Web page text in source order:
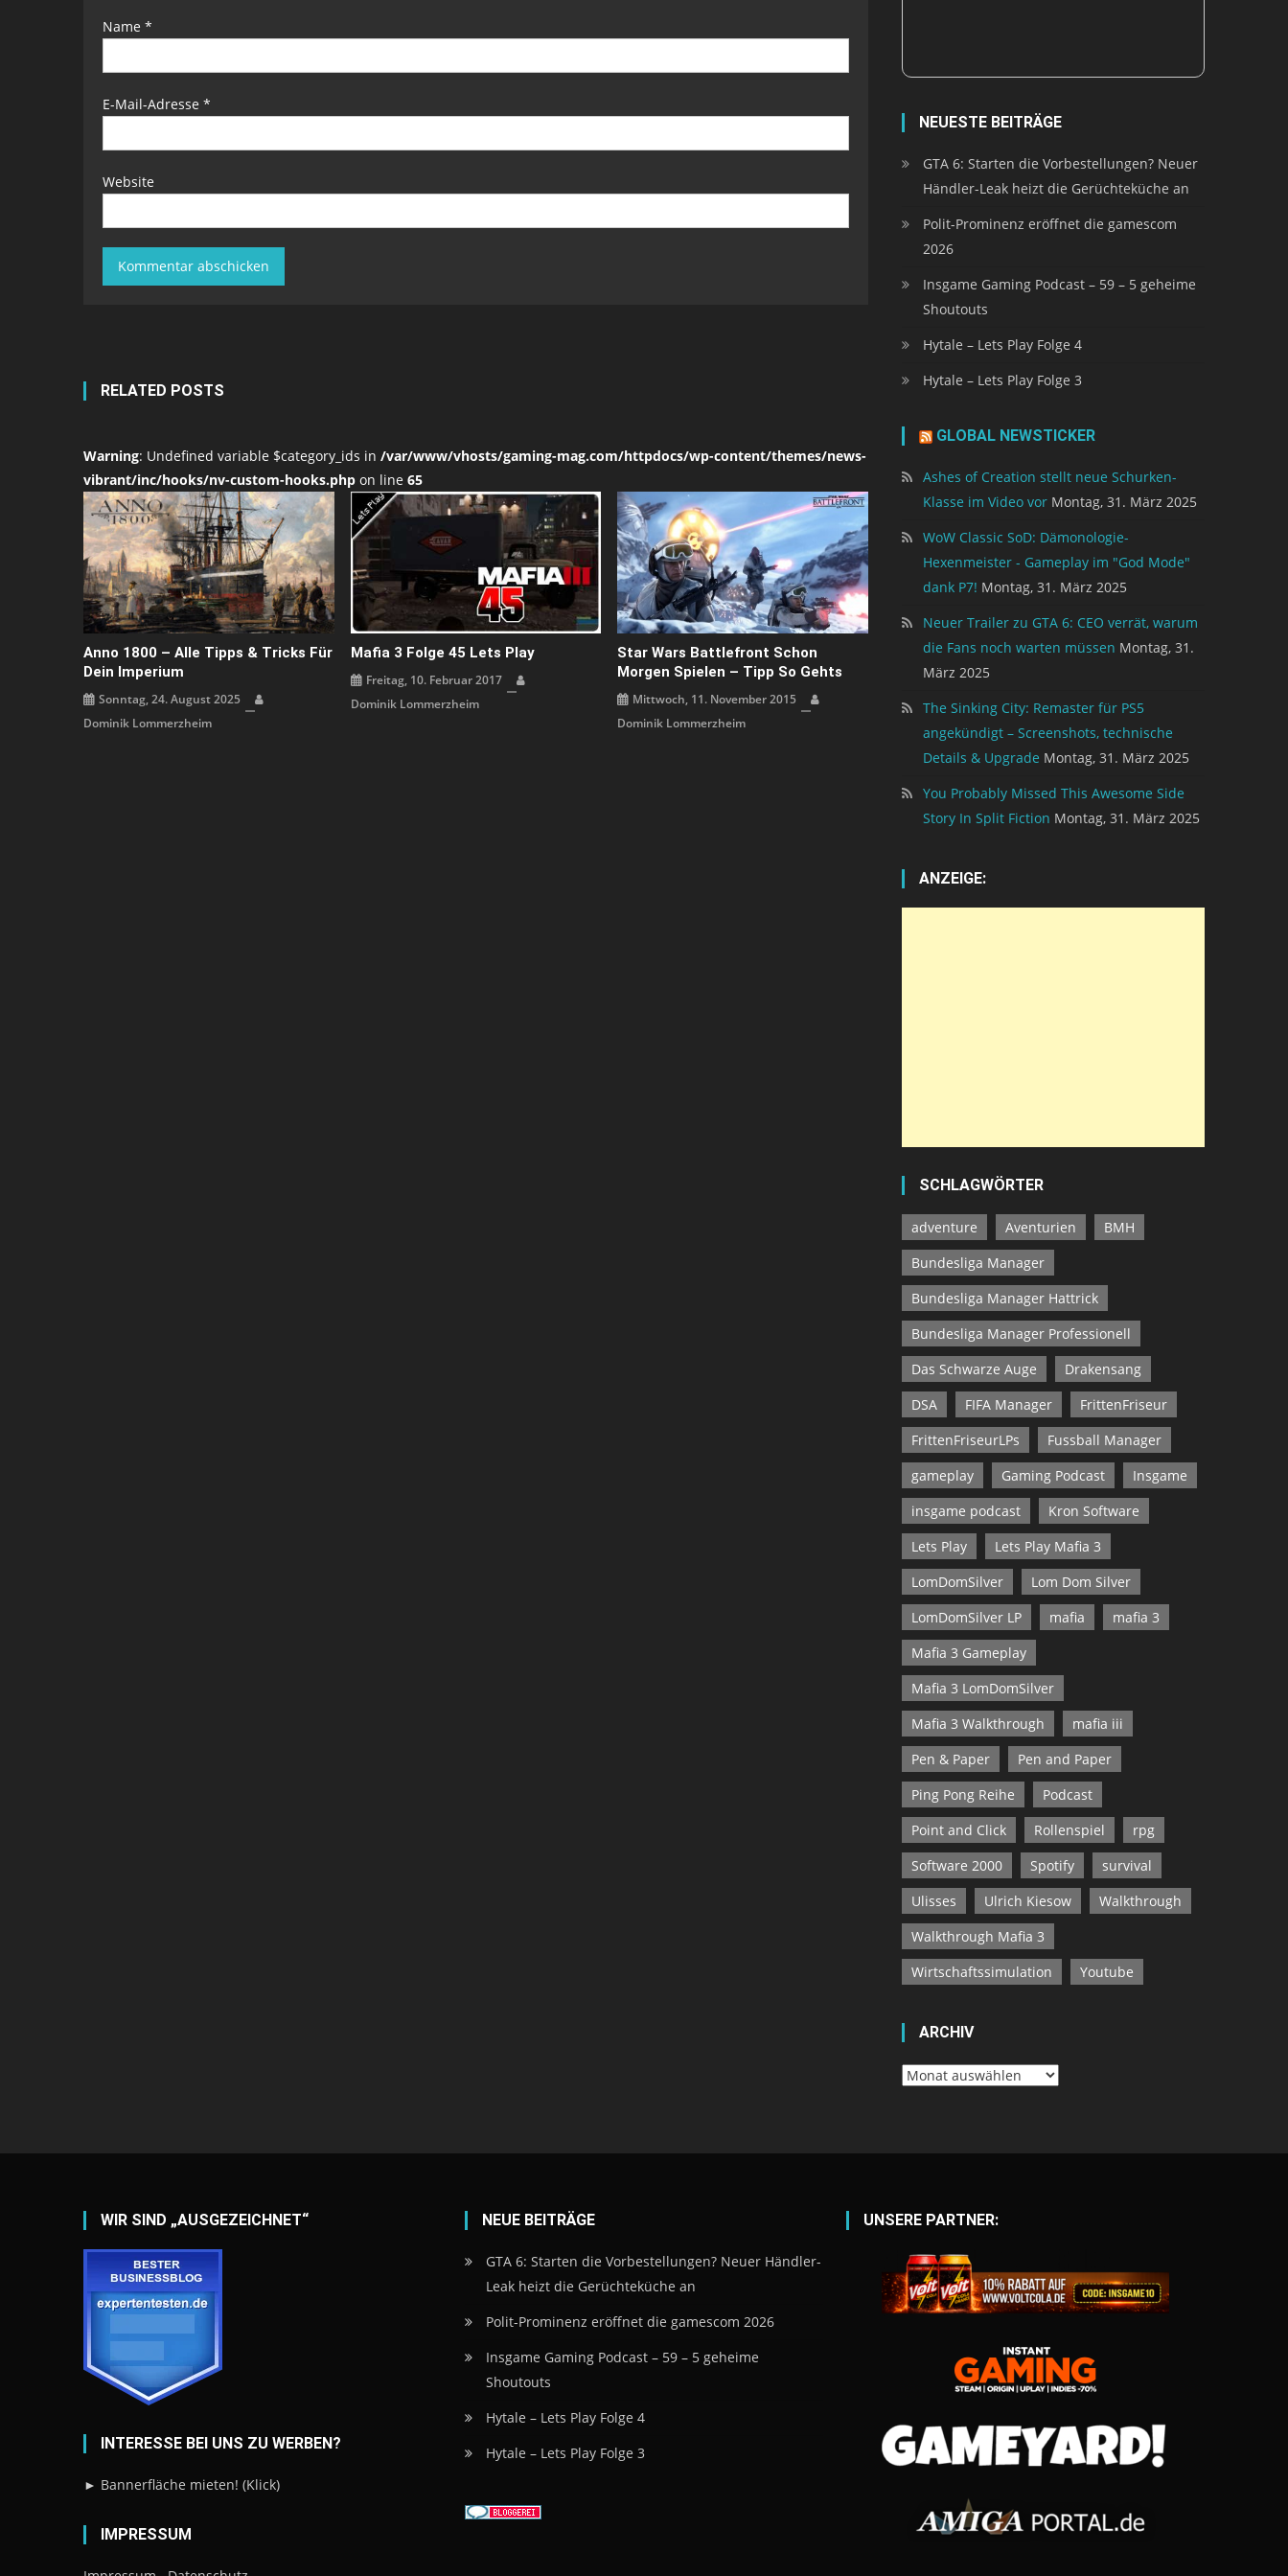
Name *
E-Mail-Adresse *
Website
RELATED POSTS
Warning: Undefined variable $category_ids in /var/www/vhosts/gaming-mag.com/httpdocs/wp-content/themes/news-
vibrant/inc/hooks/nv-custom-hooks.php on line 65
Anno 1800 – Alle Tipps & Tricks Für
Dein Imperium
Sonntag, 24. August 2025
Dominik Lommerzheim
Mafia 3 Folge 45 Lets Play
Freitag, 10. Februar 2017
Dominik Lommerzheim
Star Wars Battlefront Schon
Morgen Spielen – Tipp So Gehts
Mittwoch, 11. November 2015
Dominik Lommerzheim
NEUESTE BEITRÄGE
GTA 6: Starten die Vorbestellungen? Neuer
Händler-Leak heizt die Gerüchteküche an
Polit-Prominenz eröffnet die gamescom
2026
Insgame Gaming Podcast – 59 – 5 geheime
Shoutouts
Hytale – Lets Play Folge 4
Hytale – Lets Play Folge 3
GLOBAL NEWSTICKER
Ashes of Creation stellt neue Schurken-
Klasse im Video vor Montag, 31. März 2025
WoW Classic SoD: Dämonologie-
Hexenmeister - Gameplay im "God Mode"
dank P7! Montag, 31. März 2025
Neuer Trailer zu GTA 6: CEO verrät, warum
die Fans noch warten müssen Montag, 31.
März 2025
The Sinking City: Remaster für PS5
angekündigt – Screenshots, technische
Details & Upgrade Montag, 31. März 2025
You Probably Missed This Awesome Side
Story In Split Fiction Montag, 31. März 2025
ANZEIGE:
SCHLAGWÖRTER
adventure Aventurien
BMH
Bundesliga Manager
Bundesliga Manager Hattrick
Bundesliga Manager Professionell
Das Schwarze Auge
Drakensang
DSA
FIFA Manager
FrittenFriseur
FrittenFriseurLPs
Fussball Manager
gameplay
Gaming Podcast
Insgame
insgame podcast
Kron Software
Lets Play
Lets Play Mafia 3
LomDomSilver
Lom Dom Silver
LomDomSilver LP
mafia
mafia 3
Mafia 3 Gameplay
Mafia 3 LomDomSilver
Mafia 3 Walkthrough
mafia iii
Pen & Paper
Pen and Paper
Ping Pong Reihe
Podcast
Point and Click
Rollenspiel
rpg
Software 2000
Spotify
survival
Ulisses
Ulrich Kiesow
Walkthrough
Walkthrough Mafia 3
Wirtschaftssimulation
Youtube
ARCHIV
Archiv
WIR SIND „AUSGEZEICHNET“
INTERESSE BEI UNS ZU WERBEN?
► Bannerfläche mieten! (Klick)
IMPRESSUM
NEUE BEITRÄGE
GTA 6: Starten die Vorbestellungen? Neuer Händler-
Leak heizt die Gerüchteküche an
Polit-Prominenz eröffnet die gamescom 2026
Insgame Gaming Podcast – 59 – 5 geheime
Shoutouts
Hytale – Lets Play Folge 4
Hytale – Lets Play Folge 3
UNSERE PARTNER: